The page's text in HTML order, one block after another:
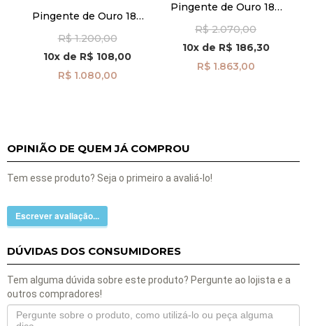
Pingente de Ouro 18k
Vazado pi23337
R$ 1.200,00
10x de R$ 108,00
R$ 1.080,00
Pingente de Ouro 18k
R$ 2.070,00
10xde R$ 186,30
R$ 1.863,00
OPINIÃO DE QUEM JÁ COMPROU
Tem esse produto? Seja o primeiro a avaliá-lo!
Escrever avaliação...
DÚVIDAS DOS CONSUMIDORES
Tem alguma dúvida sobre este produto? Pergunte ao lojista e a
outros compradores!